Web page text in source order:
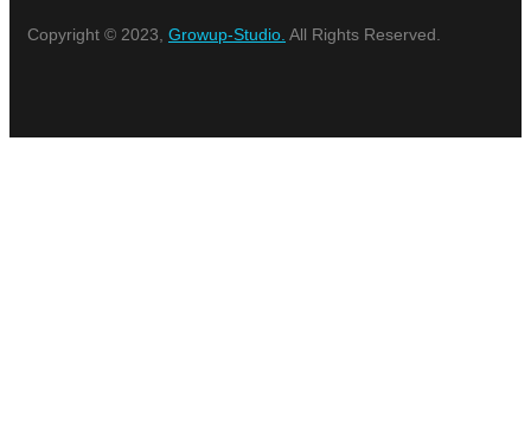
Copyright © 2023, Growup-Studio. All Rights Reserved.